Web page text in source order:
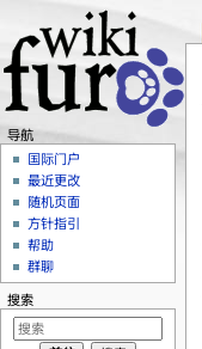
导航
国际门户
最近更改
随机页面
方针指引
帮助
群聊
搜索